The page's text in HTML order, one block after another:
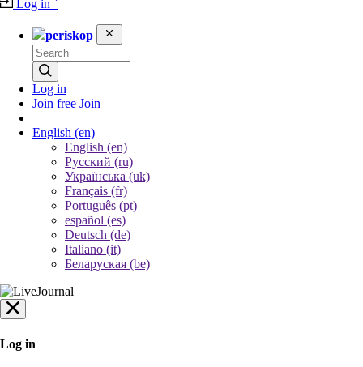
Log in `
periskop
Log in
Join free Join
English (en)
English (en)
Русский (ru)
Українська (uk)
Français (fr)
Português (pt)
español (es)
Deutsch (de)
Italiano (it)
Беларуская (be)
Log in